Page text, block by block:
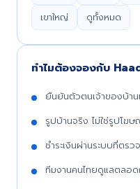
เขาใหญ่
ดูทั้งหมด
ทำไมต้องจองกับ
ยืนยันตัวตนเจ้าของบ้า
รูปบ้านจริง ไม่ใช่รูปโฆษ
ชำระเงินผ่านระบบที่ตร
ทีมงานคนไทยดูแลตลอด